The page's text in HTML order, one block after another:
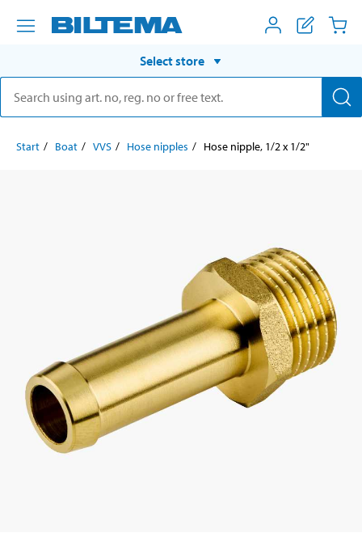
Select store
Start Boat VVS Hose nipples Hose nipple, 1/2 x 1/2"